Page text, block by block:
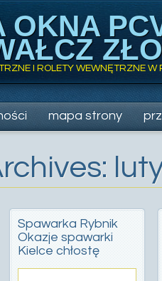
OKNA
I ROLETY WEWNĘTRZNE
mapa strony
Spawarka Rybnik
Okazje spawarki
Kielce chłostę